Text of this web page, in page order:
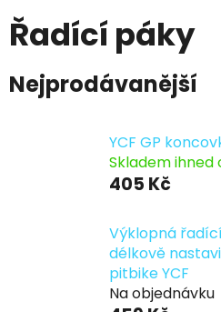
Řadící páky
Nejprodávanější
YCF GP
Skladem ihned
405 Kč
Výklopná
délkově
pitbike YCF
Na objednávku